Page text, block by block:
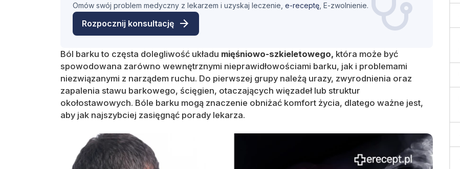
Omów swój problem medyczny z lekarzem i uzyskaj leczenie, e-receptę , E-zwolnienie.
Rozpocznij konsultację
Ból barku to częsta dolegliwość układu mięśniowo-szkieletowego, która może być
spowodowana zarówno wewnętrznymi nieprawidłowościami barku, jak i problemami
niezwiązanymi z narządem ruchu. Do pierwszej grupy należą urazy, zwyrodnienia oraz
zapalenia stawu barkowego, ścięgien, otaczających więzadeł lub struktur
okołostawowych. Bóle barku mogą znaczenie obniżać komfort życia, dlatego ważne jest,
aby jak najszybciej zasięgnąć porady lekarza.